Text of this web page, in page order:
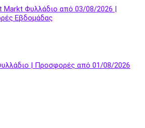
Markt Φυλλάδιο από 03/08/2026 |
Εβδομάδας
| Προσφορές από 01/08/2026